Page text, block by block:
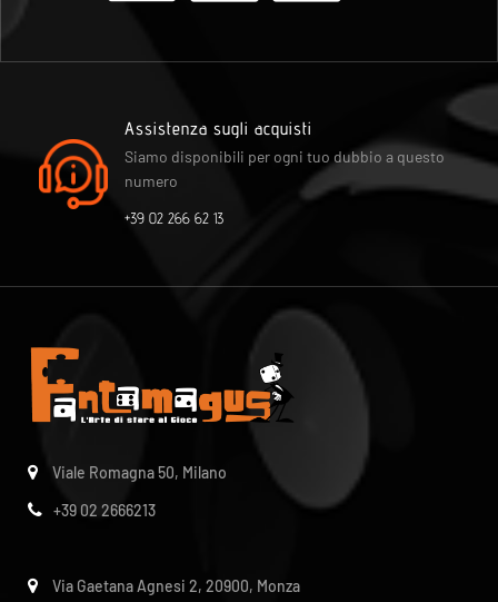
Assistenza sugli acquisti
Siamo disponibili per ogni tuo dubbio a questo
numero
+39 02 266 62 13
Viale Romagna 50, Milano
+39 02 2666213
Via Gaetana Agnesi 2, 20900, Monza